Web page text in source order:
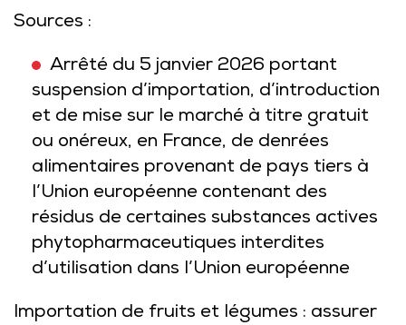
Sources :
Arrêté du 5 janvier 2026 portant
suspension d’importation, d’introduction
et de mise sur le marché à titre gratuit
ou onéreux, en France, de denrées
alimentaires provenant de pays tiers à
l’Union européenne contenant des
résidus de certaines substances actives
phytopharmaceutiques interdites
d’utilisation dans l’Union européenne
Importation de fruits et légumes : assurer